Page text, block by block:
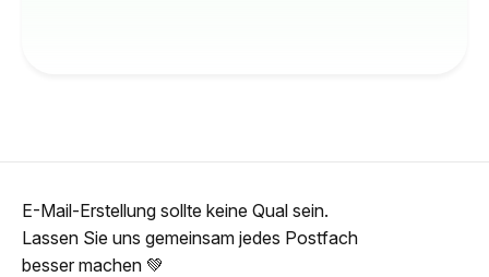
E-Mail-Erstellung sollte keine Qual sein.
Lassen Sie uns gemeinsam jedes Postfach
besser machen 💚